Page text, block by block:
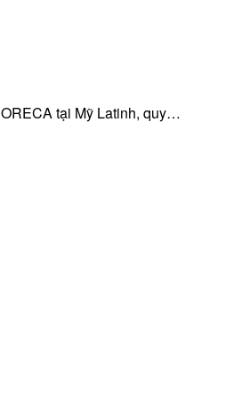
tại Mỹ Latinh, quy…